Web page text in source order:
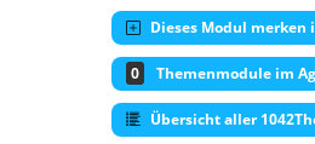
Dieses Modul
0 Themenmodule im
Übersicht aller